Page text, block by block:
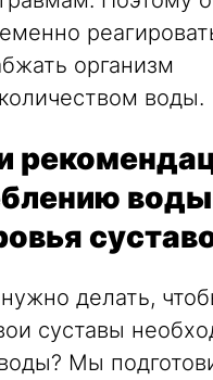
организм
воды.
делать,
суставы
Мы